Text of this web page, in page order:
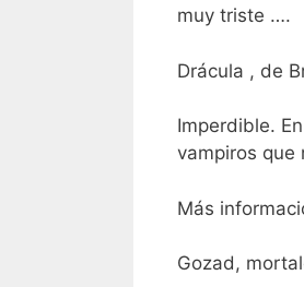
muy triste ….
Drácula , de
Imperdible.
vampiros que
Más
Gozad,